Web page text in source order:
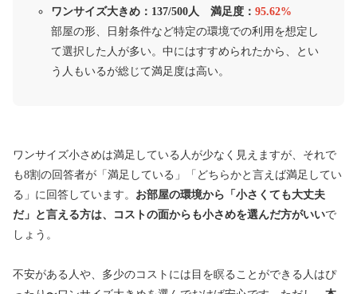
ワンサイズ大きめ：137/500人 満足度： 95.62%
部屋の形、日射条件など特定の環境での利用を想定し
て選択した人が多い。中にはすすめられたから、とい
う人もいるが総じて満足度は高い。
ワンサイズ小さめは満足している人が少なく見えますが、それで
も8割の回答者が「満足している」「どちらかと言えば満足してい
る」に回答しています。 お部屋の環境から「小さくても大丈夫
だ」と言える方は、コストの面からも小さめを選んだ方がいいで
しょう。
不安がある人や、多少のコストには目を瞑ることができる人はぴ